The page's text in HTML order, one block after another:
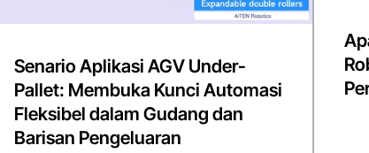
Senario Aplikasi AGV Under-
Pallet: Membuka Kunci Automasi
Fleksibel dalam Gudang dan
Barisan Pengeluaran